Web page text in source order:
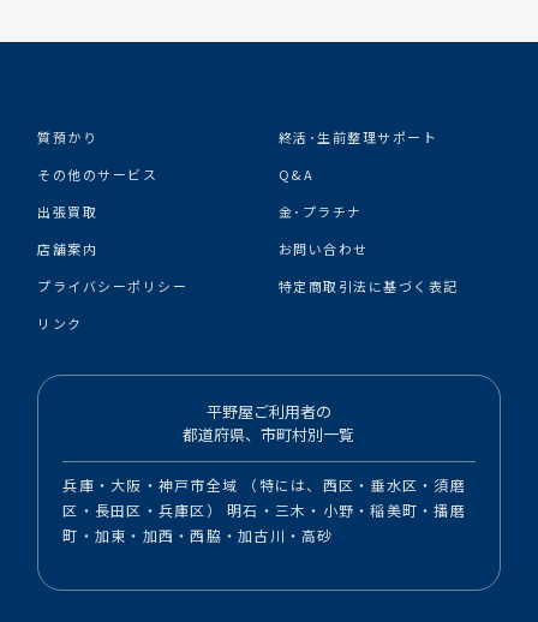
質預かり
終活･生前整理サポート
その他のサービス
Q&A
出張買取
金･プラチナ
店舗案内
お問い合わせ
プライバシーポリシー
特定商取引法に基づく表記
リンク
平野屋ご利用者の
都道府県、市町村別一覧
兵庫・大阪・神戸市全域 （特には、西区・垂水区・須磨
区・長田区・兵庫区） 明石・三木・小野・稲美町・播磨
町・加東・加西・西脇・加古川・高砂